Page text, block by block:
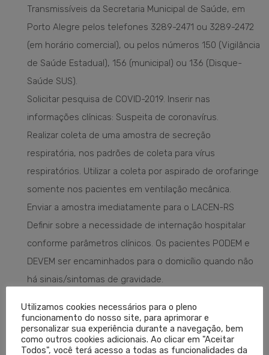
Transmissíveis da Secretaria Municipal de Saúde, em
Porto Alegre pelos telefones 3289-2471 ou 3289-2472
(em horário comercial), ou pelos números 150 (Vigilância
de Saúde Estadual), 156 (municipal) ou 136 (Disque-
Saúde SUS).
Solicitar pesquisa de COVID-2019. Inserir nas
informações clínicas: Suspeita de coronavírus.
Realizar coleta de uma amostra de secreção
respiratória, nos padrões de coleta para vírus
respiratórios. Utilizar a coleta por aspirado de orofaringe
somente nos pacientes em ventilação mecânica.
Enviar a amostra imediatamente para o LACEN-RS
Definir sobre a necessidade de internação hospitalar
conforme parâmetros clínicos. Os pacientes PODEM e
DEVEM ser encaminhados para o domicílio quando não
há sinais/sintomas de gravidade.
ATENDIMENTO AMBULATORIAL,
PRONTO-ATENDIMENTO E ATENÇÃO
PRIMÁRIA À SAÚDE
Utilizamos cookies necessários para o pleno
funcionamento do nosso site, para aprimorar e
personalizar sua experiência durante a navegação, bem
como outros cookies adicionais. Ao clicar em "Aceitar
Todos", você terá acesso a todas as funcionalidades da